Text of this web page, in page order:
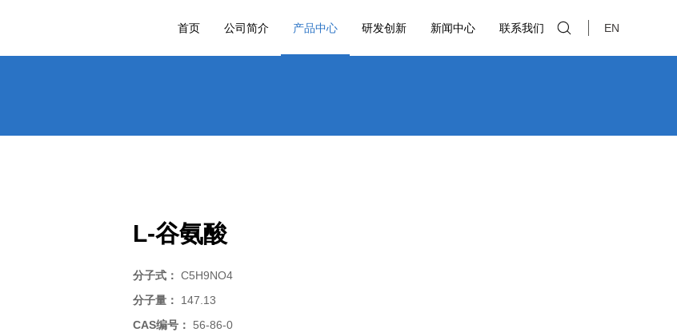
EN
首页 公司简介 产品中心 研发创新 新闻中心 联系我们
L-谷氨酸
分子式： C5H9NO4
分子量：
147.13
CAS编号：
56-86-0